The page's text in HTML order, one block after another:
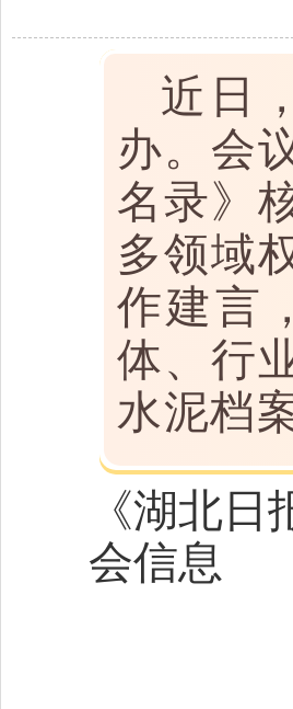
近日
办。会
名录》
多领域
作建言
体、行
水泥档
《湖北
会信息